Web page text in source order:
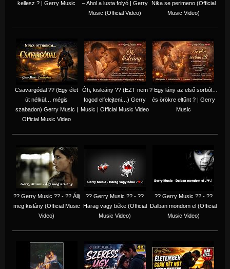
kellesz ? | Gerry Music
– Ahol a lusta folyó | Gerry
Music (Official Video)
Nika se perimeno (Official
Music Video)
Csavargódal ?? (Egy élet
út nélkül… mégis
szabadon) Gerry Music |
Official Music Video
Óh, kisleány ?? (EZT nem
fogod elfelejteni…) Gerry
Music | Official Music Video
? Egy lány az első sorból…
és örökre eltűnt ? | Gerry
Music
?? Gerry Music ?? - ?? Állj
meg kislány (Official Music
Video)
?? Gerry Music ?? - ??
Harag vagy béke (Official
Music Video)
?? Gerry Music ?? - ??
Dalban mondom el (Official
Music Video)